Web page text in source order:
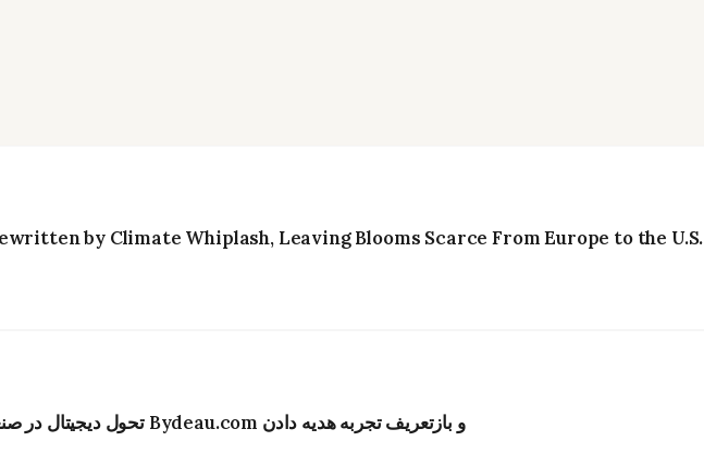
by Climate Whiplash, Leaving Blooms Scarce From Europe to the U.S.
تحول دیجیتال در صنعت گل‌فروشی هنگ‌کنگ؛ Bydeau.com و بازتعریف تجربه هدیه دادن